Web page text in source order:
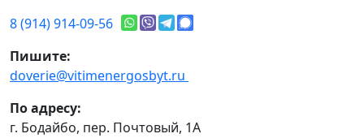
8 (914) 914-09-56
Пишите:
doverie@vitimenergosbyt.ru
По адресу:
г. Бодайбо, пер. Почтовый, 1А